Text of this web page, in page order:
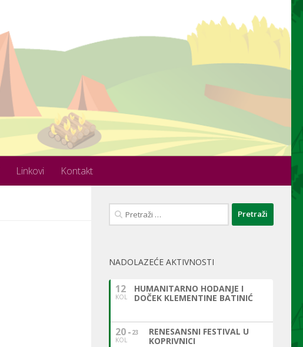
Linkovi Kontakt
Pretraži:
NADOLAZEĆE AKTIVNOSTI
12
KOL
HUMANITARNO HODANJE I
DOČEK KLEMENTINE BATINIĆ
20
KOL
23
RENESANSNI FESTIVAL U
KOPRIVNICI